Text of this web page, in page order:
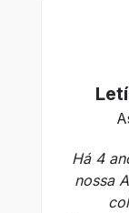
Há 4
nossa